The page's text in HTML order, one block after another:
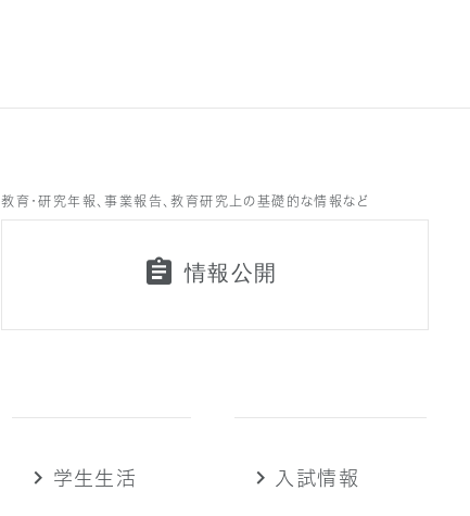
教育・研究年報、事業報告、教育研究上の基礎的な情報など
情報公開
学生生活 入試情報